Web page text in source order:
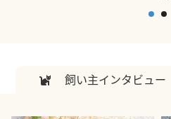
飼い主インタビュー